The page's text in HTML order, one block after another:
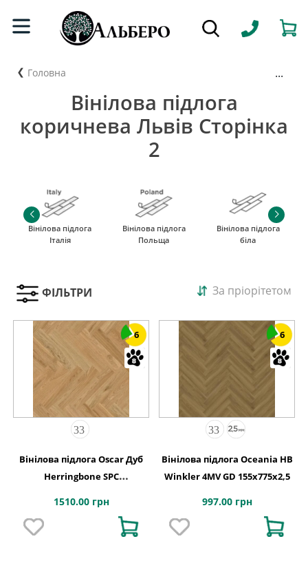
Головна ...
Вінілова підлога
коричнева Львів Сторінка
2
Вінілова підлога
Італія
Вінілова підлога
Польща
Вінілова підлога
біла
ФІЛЬТРИ За пріорітетом
6
Вінілова підлога Oscar Дуб
Herringbone SPC
1510.00 грн
6
Вінілова підлога Oceania HB
Winkler 4MV GD 155x775x2,5
997.00 грн